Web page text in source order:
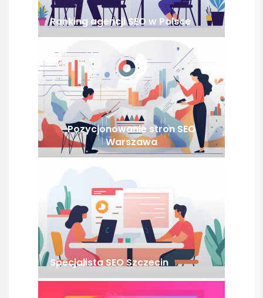
Ranking agencji SEO w Polsce
Pozycjonowanie stron SEO
Warszawa
Specjalista SEO Szczecin